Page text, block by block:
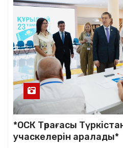
*ОСК Төрағасы
учаскелерін аралады*